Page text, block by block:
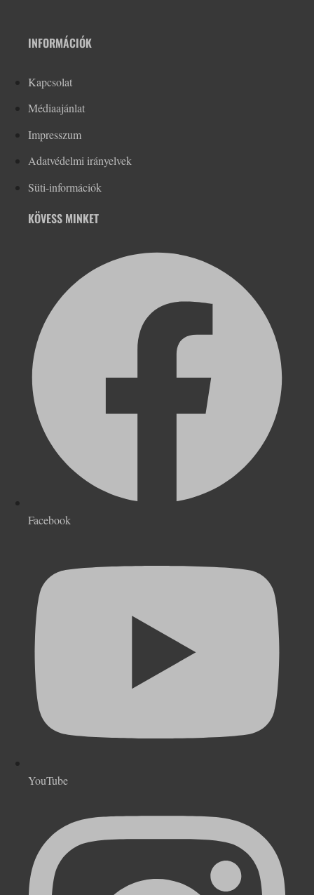
INFORMÁCIÓK
Kapcsolat
Médiaajánlat
Impresszum
Adatvédelmi irányelvek
Süti-információk
KÖVESS MINKET
Facebook
YouTube